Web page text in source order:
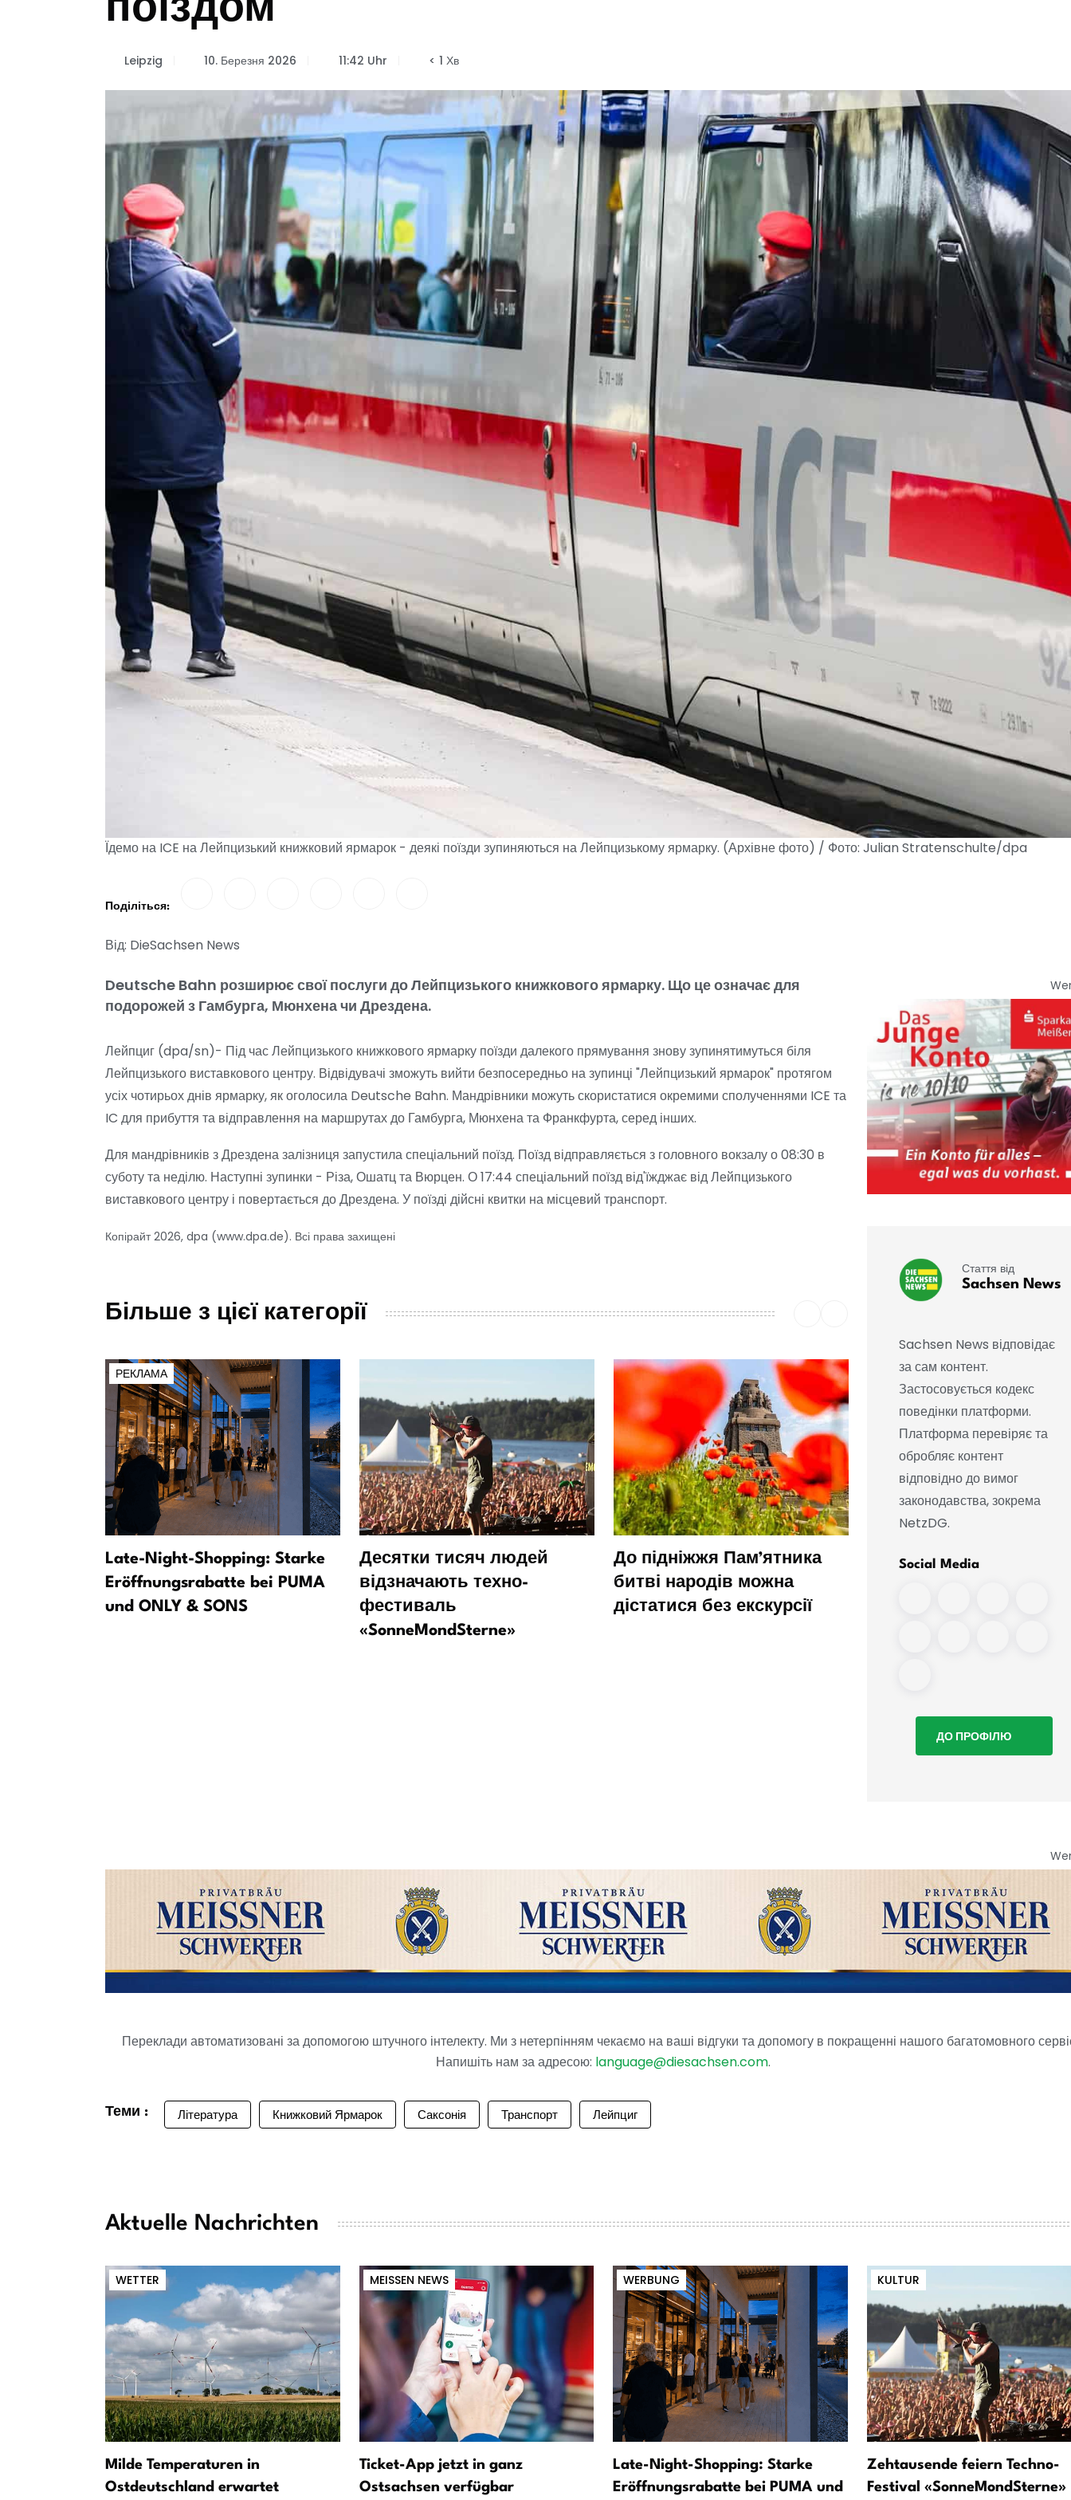
поїздом
Leipzig 10. Березня 2026 11:42 Uhr < 1 Хв
Їдемо на ICE на Лейпцизький книжковий ярмарок - деякі поїзди зупиняються на Лейпцизькому ярмарку. (Архівне фото) / Фото: Julian Stratenschulte/dpa
Поділіться:
Від: DieSachsen News
Deutsche Bahn розширює свої послуги до Лейпцизького книжкового ярмарку. Що це означає для
подорожей з Гамбурга, Мюнхена чи Дрездена.
Лейпциг (dpa/sn)- Під час Лейпцизького книжкового ярмарку поїзди далекого прямування знову зупинятимуться біля
Лейпцизького виставкового центру. Відвідувачі зможуть вийти безпосередньо на зупинці "Лейпцизький ярмарок" протягом
усіх чотирьох днів ярмарку, як оголосила Deutsche Bahn. Мандрівники можуть скористатися окремими сполученнями ICE та
IC для прибуття та відправлення на маршрутах до Гамбурга, Мюнхена та Франкфурта, серед інших.
Для мандрівників з Дрездена залізниця запустила спеціальний поїзд. Поїзд відправляється з головного вокзалу о 08:30 в
суботу та неділю. Наступні зупинки - Різа, Ошатц та Вюрцен. О 17:44 спеціальний поїзд від'їжджає від Лейпцизького
виставкового центру і повертається до Дрездена. У поїзді дійсні квитки на місцевий транспорт.
Копірайт 2026, dpa (www.dpa.de). Всі права захищені
Більше з цієї категорії
РЕКЛАМА
Late-Night-Shopping: Starke
Eröffnungsrabatte bei PUMA
und ONLY & SONS
Десятки тисяч людей
відзначають техно-
фестиваль
«SonneMondSterne»
До підніжжя Пам’ятника
битві народів можна
дістатися без екскурсії
Ріхард Вагнер у
Стаття від
Sachsen News
Sachsen News відповідає
за сам контент.
Застосовується кодекс
поведінки платформи.
Платформа перевіряє та
обробляє контент
відповідно до вимог
законодавства, зокрема
NetzDG.
Social Media
ДО ПРОФІЛЮ
Переклади автоматизовані за допомогою штучного інтелекту. Ми з нетерпінням чекаємо на ваші відгуки та допомогу в покращенні нашого багатомовного
Напишіть нам за адресою: language@diesachsen.com.
Теми : Література Книжковий Ярмарок Саксонія Транспорт Лейпциг
Aktuelle Nachrichten
WETTER
Milde Temperaturen in
Ostdeutschland erwartet
MEISSEN NEWS
Ticket-App jetzt in ganz
Ostsachsen verfügbar
WERBUNG
Late-Night-Shopping: Starke
Eröffnungsrabatte bei PUMA und
KULTUR
Zehtausende feiern Techno-
Festival «SonneMondSterne»